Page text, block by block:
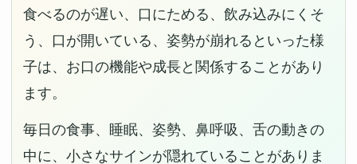
食べるのが遅い、口にためる、飲み込みにくそ
う、口が開いている、姿勢が崩れるといった様
子は、お口の機能や成長と関係することがあり
ます。
毎日の食事、睡眠、姿勢、鼻呼吸、舌の動きの
中に、小さなサインが隠れていることがありま